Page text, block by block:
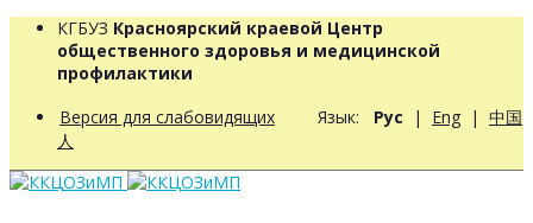
КГБУЗ Красноярский краевой Центр
общественного здоровья и медицинской
профилактики
Версия для слабовидящих Язык: Рус | Eng | 中国
人